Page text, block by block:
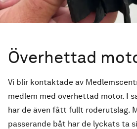
Överhettad
Vi blir kontaktade av
medlem med överhettad motor. I
har de även fått fullt roderutslag.
passerande båt har de lyckats ta